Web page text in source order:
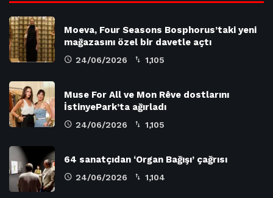
Moeva, Four Seasons Bosphorus’taki yeni
mağazasını özel bir davetle açtı
24/06/2026 1,105
Muse For All ve Mon Rêve dostlarını
İstinyePark’ta ağırladı
24/06/2026 1,105
64 sanatçıdan ‘Organ Bağışı’ çağrısı
24/06/2026 1,104